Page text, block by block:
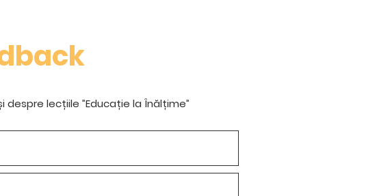
lecțiile ”Educație la Înălțime”